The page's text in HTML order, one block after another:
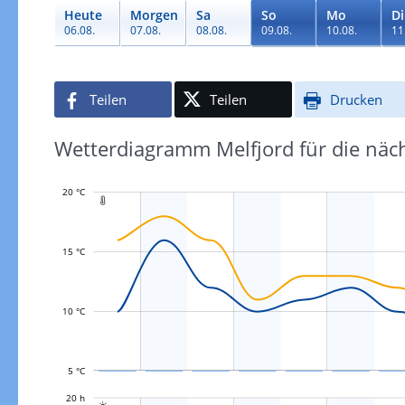
Heute
06.08.
Morgen
07.08.
Sa
08.08.
So
09.08.
Mo
10.08.
Di
Teilen Teilen Drucken
Wetterdiagramm Melfjord für die

10 °C
20 °C
15 °C
5 °C
20 h